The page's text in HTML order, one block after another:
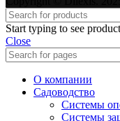
Start typing to see
Close
О компании
Садоводство
Системы
Системы